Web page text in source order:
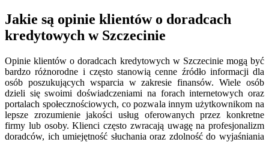
Jakie są opinie klientów o doradcach
kredytowych w Szczecinie
Opinie klientów o doradcach kredytowych w Szczecinie mogą być
bardzo różnorodne i często stanowią cenne źródło informacji dla
osób poszukujących wsparcia w zakresie finansów. Wiele osób
dzieli się swoimi doświadczeniami na forach internetowych oraz
portalach społecznościowych, co pozwala innym użytkownikom na
lepsze zrozumienie jakości usług oferowanych przez konkretne
firmy lub osoby. Klienci często zwracają uwagę na profesjonalizm
doradców, ich umiejętność słuchania oraz zdolność do wyjaśniania